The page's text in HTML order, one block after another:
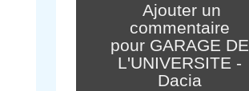
Ajouter un
commentaire
pour GARAGE DE
L'UNIVERSITE -
Dacia